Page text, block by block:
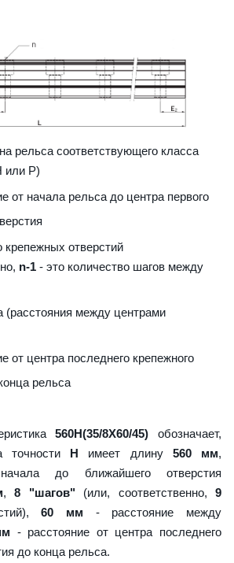
рельса соответствующего класса
или Р)
от начала рельса до центра первого
крепежных отверстий
n-1 - это количество шагов между
(расстояния между центрами
от центра последнего крепежного
рельса
560H(35/8X60/45) обозначает,
точности H имеет длину 560 мм,
до ближайшего отверстия
,8 "шагов" (или, соответственно,9
60 мм - расстояние между
- расстояние от центра последнего
до конца рельса.